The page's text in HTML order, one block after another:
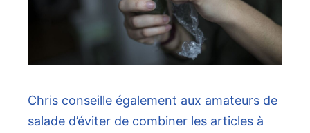
Chris conseille également aux amateurs de
salade d’éviter de combiner les articles à